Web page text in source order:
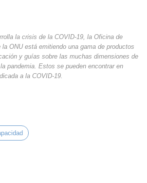
la crisis de la COVID-19, la Oficina de
ONU está emitiendo una gama de productos
y guías sobre las muchas dimensiones de
pandemia. Estos se pueden encontrar en
a la COVID-19.